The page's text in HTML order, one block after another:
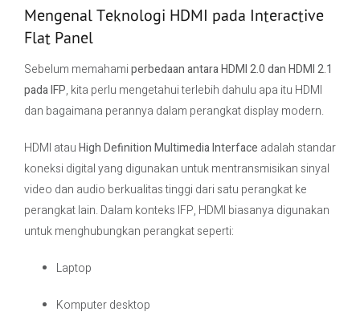
Mengenal Teknologi HDMI pada Interactive
Flat Panel
Sebelum memahamiperbedaan antara HDMI 2.0 dan HDMI 2.1
pada IFP, kita perlu mengetahui terlebih dahulu apa itu HDMI
dan bagaimana perannya dalam perangkat display modern.
HDMI atauHigh Definition Multimedia Interface adalah standar
koneksi digital yang digunakan untuk mentransmisikan sinyal
video dan audio berkualitas tinggi dari satu perangkat ke
perangkat lain. Dalam konteks IFP, HDMI biasanya digunakan
untuk menghubungkan perangkat seperti:
Laptop
Komputer desktop